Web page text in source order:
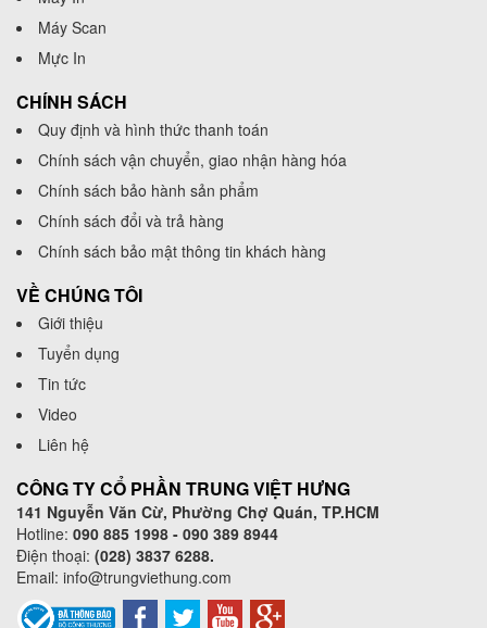
Máy Scan
Mực In
CHÍNH SÁCH
Quy định và hình thức thanh toán
Chính sách vận chuyển, giao nhận hàng hóa
Chính sách bảo hành sản phẩm
Chính sách đổi và trả hàng
Chính sách bảo mật thông tin khách hàng
VỀ CHÚNG TÔI
Giới thiệu
Tuyển dụng
Tin tức
Video
Liên hệ
CÔNG TY CỔ PHẦN TRUNG VIỆT HƯNG
141 Nguyễn Văn Cừ, Phường Chợ Quán, TP.HCM
Hotline: 090 885 1998 - 090 389 8944
Điện thoại: (028) 3837 6288.
Email: info@trungviethung.com